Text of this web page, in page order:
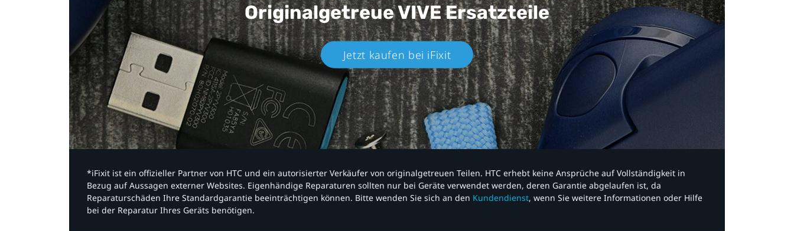
Originalgetreue VIVEErsatzteile
Jetzt kaufen bei iFixit​
*iFixit ist ein offizieller Partner von HTC und ein autorisierter Verkäufer von originalgetreuen Teilen. HTC erhebt keine Ansprüche auf Vollständigkeit in
Bezug auf Aussagen externer Websites. Eigenhändige Reparaturen sollten nur bei Geräte verwendet werden, deren Garantie abgelaufen ist, da
Reparaturschäden Ihre Standardgarantie beeinträchtigen können. Bitte wenden Sie sich an den Kundendienst, wenn Sie weitere Informationen oder Hilfe
bei der Reparatur Ihres Geräts benötigen.​